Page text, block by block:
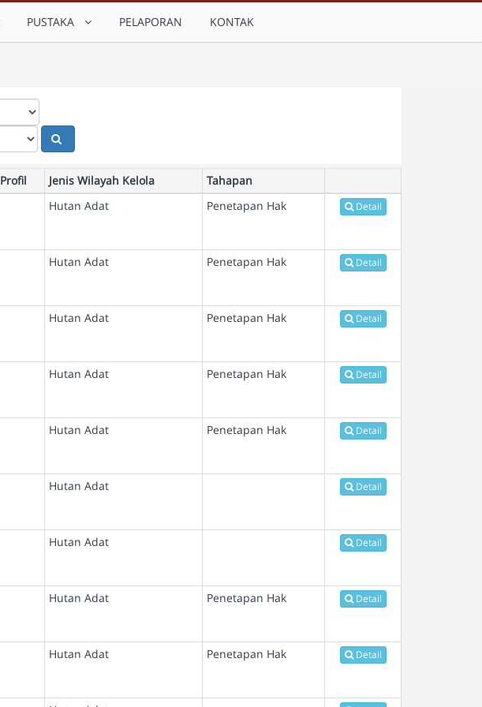
PUSTAKA PELAPORAN KONTAK
Profil Jenis Wilayah Kelola
Tahapan
Hutan Adat Penetapan Hak Detail
Hutan Adat Penetapan Hak Detail
Hutan Adat Penetapan Hak Detail
Hutan Adat Penetapan Hak Detail
Hutan Adat Penetapan Hak Detail
Hutan Adat Detail
Hutan Adat Detail
Hutan Adat Penetapan Hak Detail
Hutan Adat Penetapan Hak Detail